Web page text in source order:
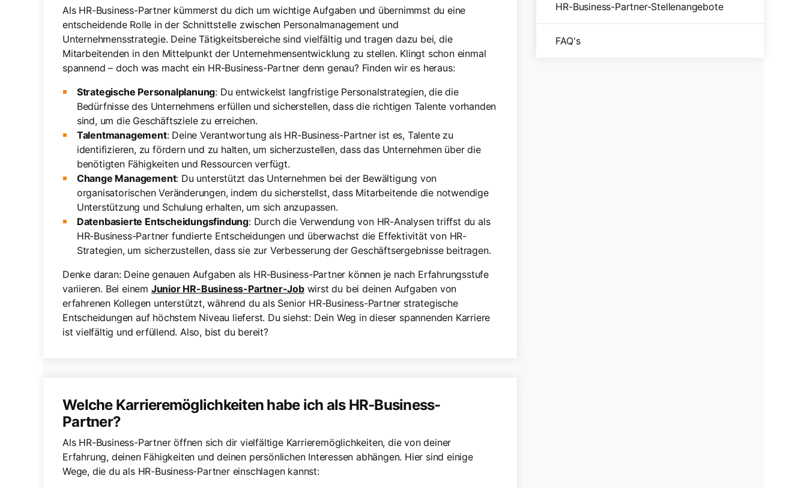
Als HR-Business-Partner kümmerst du dich um wichtige Aufgaben und übernimmst du eine
entscheidende Rolle in der Schnittstelle zwischen Personalmanagement und
Unternehmensstrategie. Deine Tätigkeitsbereiche sind vielfältig und tragen dazu bei, die
Mitarbeitenden in den Mittelpunkt der Unternehmensentwicklung zu stellen. Klingt schon einmal
spannend – doch was macht ein HR-Business-Partner denn genau? Finden wir es heraus:
Strategische Personalplanung: Du entwickelst langfristige Personalstrategien, die die
Bedürfnisse des Unternehmens erfüllen und sicherstellen, dass die richtigen Talente vorhanden
sind, um die Geschäftsziele zu erreichen.
Talentmanagement: Deine Verantwortung als HR-Business-Partner ist es, Talente zu
identifizieren, zu fördern und zu halten, um sicherzustellen, dass das Unternehmen über die
benötigten Fähigkeiten und Ressourcen verfügt.
Change Management: Du unterstützt das Unternehmen bei der Bewältigung von
organisatorischen Veränderungen, indem du sicherstellst, dass Mitarbeitende die notwendige
Unterstützung und Schulung erhalten, um sich anzupassen.
Datenbasierte Entscheidungsfindung: Durch die Verwendung von HR-Analysen triffst du als
HR-Business-Partner fundierte Entscheidungen und überwachst die Effektivität von HR-
Strategien, um sicherzustellen, dass sie zur Verbesserung der Geschäftsergebnisse beitragen.
Denke daran: Deine genauen Aufgaben als HR-Business-Partner können je nach Erfahrungsstufe
variieren. Bei einem Junior HR-Business-Partner-Jobwirst du bei deinen Aufgaben von
erfahrenen Kollegen unterstützt, während du als Senior HR-Business-Partner strategische
Entscheidungen auf höchstem Niveau lieferst. Du siehst: Dein Weg in dieser spannenden Karriere
ist vielfältig und erfüllend. Also, bist du bereit?
Welche Karrieremöglichkeiten habe ich als HR-Business-
Partner?
Als HR-Business-Partner öffnen sich dir vielfältige Karrieremöglichkeiten, die von deiner
Erfahrung, deinen Fähigkeiten und deinen persönlichen Interessen abhängen. Hier sind einige
Wege, die du als HR-Business-Partner einschlagen kannst:
HR-Business-Partner-Stellenangebote
FAQ's